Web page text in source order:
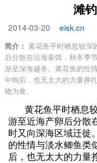
滩
2014-03-20 eisk.cn
简介： 黄花鱼平时栖息较深
后分散在沿海索饵，秋冬季
游至深海越冬。黄花鱼的性
中钩后，也无太大的力量挣
物为食。
黄花鱼平时栖息
游至近海产卵后分散
时又向深海区域迁徙
的性情与淡水鲫鱼类
后，也无太大的力量